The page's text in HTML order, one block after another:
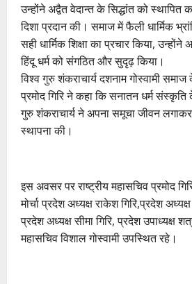
उन्होंने अद्वैत वेदान्त के सिद्धांत को स्थापित
दिशा प्रदान की। समाज में फैली धार्मिक
सही धार्मिक शिक्षा का प्रचार किया,
हिंदू धर्म को संगठित और सुदृढ़ किया।
विश्व गुरु शंकराचार्य दशनाम गोस्वामी समाज
प्रमोद गिरि ने कहा कि सनातन धर्म
गुरु शंकराचार्य ने अपना समूचा जीवन
स्थापना की।
इस अवसर पर राष्ट्रीय महासचिव प्रमोद
मोर्चा प्रदेश अध्यक्ष राकेश गिरि,प्रदेश
प्रदेश अध्यक्ष सीमा गिरि, प्रदेश उपाध्यक्ष
महासचिव विशाल गोस्वामी उपस्थित रहे।